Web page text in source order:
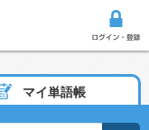
マイ単語帳